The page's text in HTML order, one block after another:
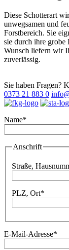
Diese Schotterart
unwegsamen und
Forstbereich. Sie
sie durch ihre
Wunsch liefern wir
zuverlässig.
Sie haben Fragen?
0373 21 883 0
Name*
Bitte lassen Sie
Anschrift
Straße,
PLZ, Ort*
E-Mail-Adresse*